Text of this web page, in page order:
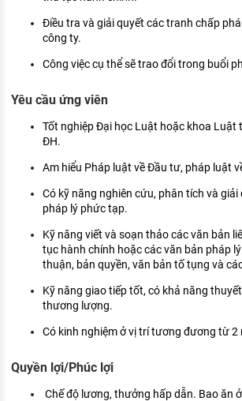
TUYỂN DỤNG VIỆC LÀM
Điều tra và giải quyết các tranh chấp
công ty.
Công việc cụ thể sẽ trao đổi trong buổi
Yêu cầu ứng viên
Tốt nghiệp Đại học Luật hoặc khoa Luật
ĐH.
Am hiểu Pháp luật về Đầu tư, pháp luật
Có kỹ năng nghiên cứu, phân tích và giải
pháp lý phức tạp.
Kỹ năng viết và soạn thảo các văn bản
tục hành chính hoặc các văn bản pháp
thuận, bản quyền, văn bản tố tụng và
Kỹ năng giao tiếp tốt, có khả năng
thương lượng.
Có kinh nghiệm ở vị trí tương đương từ 2
Quyền lợi/Phúc lợi
Chế độ lương, thưởng hấp dẫn. Bao ăn